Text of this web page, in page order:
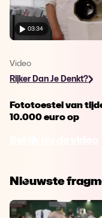
03:34
Video
Rijker Dan Je Denkt?
Fototoestel van
10.000 euro op
Nieuwste